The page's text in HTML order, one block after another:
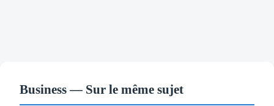
Business — Sur le même sujet